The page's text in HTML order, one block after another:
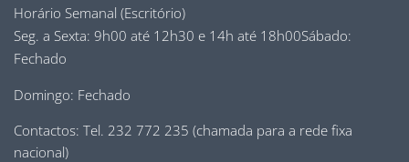
Horário Semanal (Escritório)
Seg. a Sexta: 9h00 até 12h30 e 14h até 18h00Sábado:
Fechado
Domingo: Fechado
Contactos: Tel. 232 772 235 (chamada para a rede fixa
nacional)